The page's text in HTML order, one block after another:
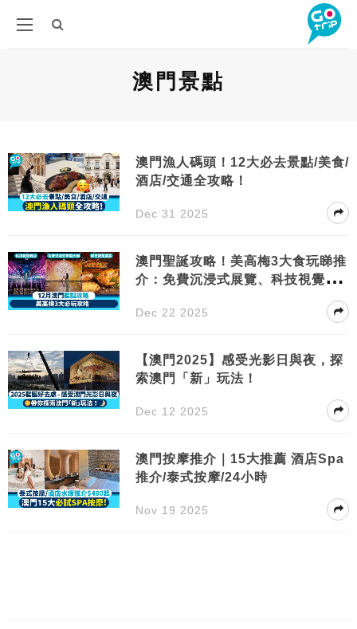
澳門景點
澳門漁人碼頭！12大必去景點/美食/
酒店/交通全攻略！
Dec 31 2025
澳門聖誕攻略！美高梅3大食玩睇推
介：免費沉浸式展覽、科技視覺舞
Dec 22 2025
【澳門2025】感受光影日與夜，探
索澳門「新」玩法！
Dec 12 2025
澳門按摩推介｜15大推薦 酒店Spa
推介/泰式按摩/24小時
Nov 19 2025